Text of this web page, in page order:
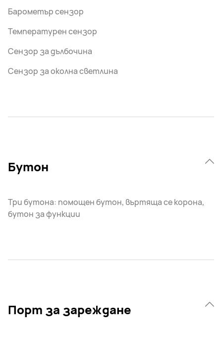
Барометър сензор
Температурен сензор
Сензор за дълбочина
Сензор за околна светлина
Бутон
Три бутона: помощен бутон, въртяща се корона,
бутон за функции
Порт за зареждане